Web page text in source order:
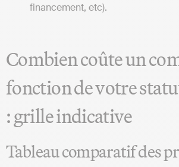
financement, etc).
Combien coûte un
fonction de votre
: grille indicative
Tableau comparatif des